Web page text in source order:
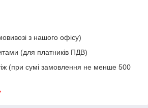
з нашого офісу)
(для платників ПДВ)
(при сумі замовлення не менше 500